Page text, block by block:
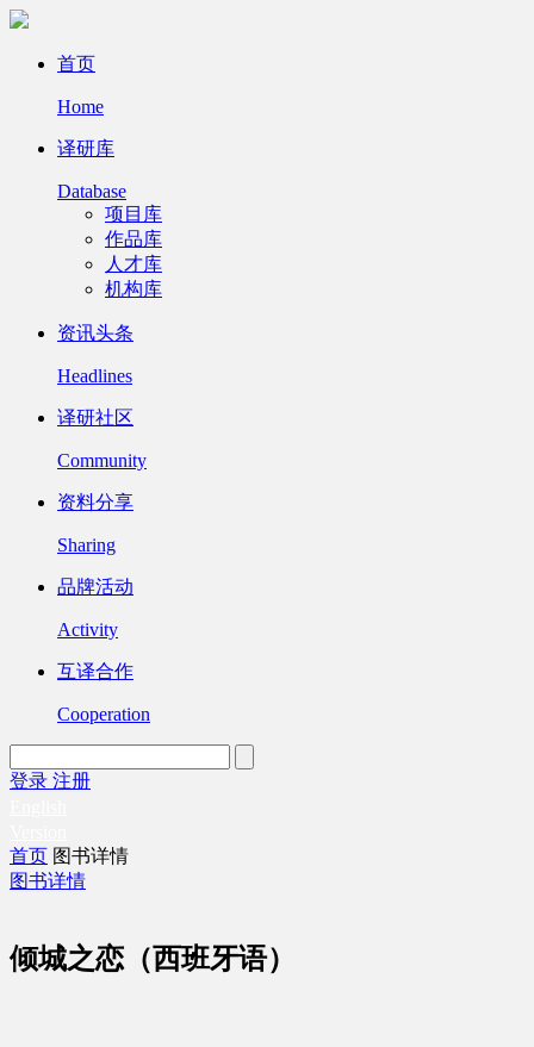
首页
Home
译研库
Database
项目库
作品库
人才库
机构库
资讯头条
Headlines
译研社区
Community
资料分享
Sharing
品牌活动
Activity
互译合作
Cooperation
登录 注册
首页 图书详情
图书详情
倾城之恋（西班牙语）